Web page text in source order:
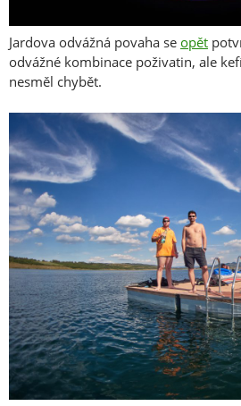
Jardova odvážná povaha se opět
odvážné kombinace poživatin, ale
nesměl chybět.